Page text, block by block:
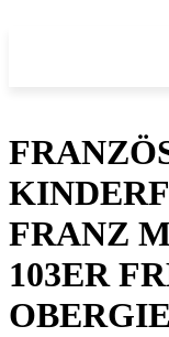
FRANZ
103ER